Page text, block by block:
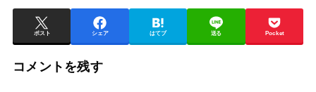
ポスト シェア はてブ 送る Pocket
コメントを残す